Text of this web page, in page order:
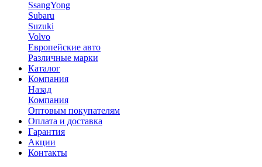
SsangYong
Subaru
Suzuki
Volvo
Европейские авто
Различные марки
Каталог
Компания
Назад
Компания
Оптовым покупателям
Оплата и доставка
Гарантия
Акции
Контакты